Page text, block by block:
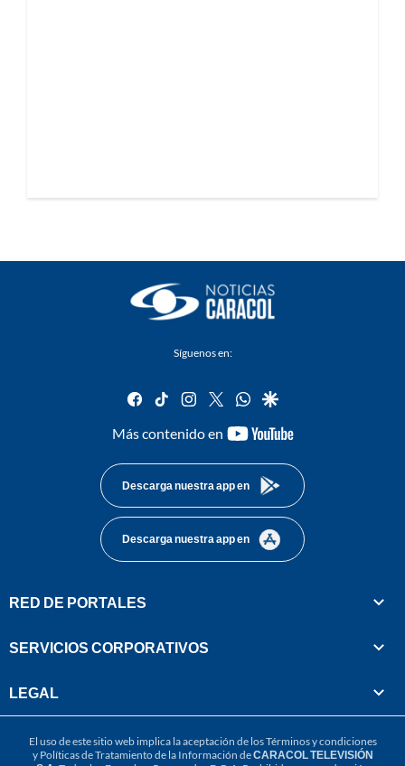
Síguenos en:
facebook
tiktok instagram
twitterwhatsapp
google
Más contenido en
youtube-
Descarga nuestra app en
Descarga nuestra app en
RED DE PORTALES
SERVICIOS CORPORATIVOS
LEGAL
El uso de este sitio web implica la aceptación de losTérminos y condiciones
y Políticas de Tratamiento de la Información deCARACOL TELEVISIÓN